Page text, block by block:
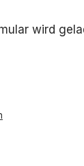
wird